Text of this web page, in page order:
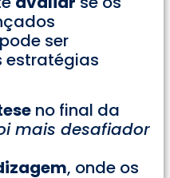
ser
estratégias
no final da
mais desafiador
, onde os